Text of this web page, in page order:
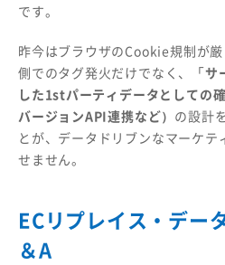
です。
昨今はブラウザのCookie規制が
側でのタグ発火だけでなく、
「
した1stパーティデータとしての
バージョンAPI連携など） の設計
とが、データドリブンなマーケ
せません。
ECリプレイス・デー
＆A